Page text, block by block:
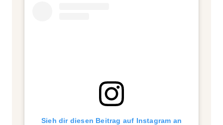
Sieh dir diesen Beitrag auf Instagram an